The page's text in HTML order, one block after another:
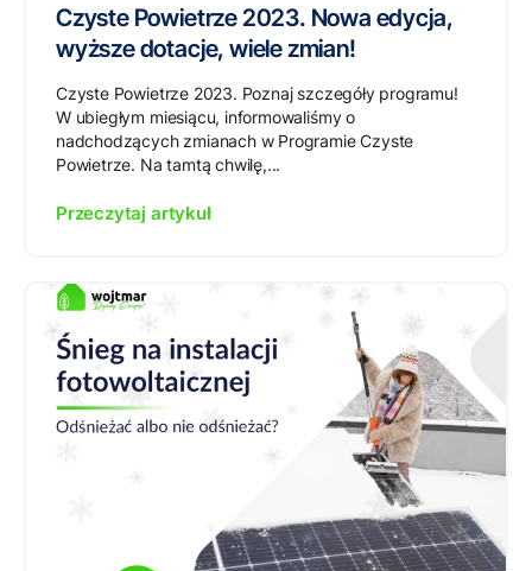
Czyste Powietrze 2023. Nowa edycja,
wyższe dotacje, wiele zmian!
Czyste Powietrze 2023. Poznaj szczegóły programu!
W ubiegłym miesiącu, informowaliśmy o
nadchodzących zmianach w Programie Czyste
Powietrze. Na tamtą chwilę,...
Przeczytaj artykuł